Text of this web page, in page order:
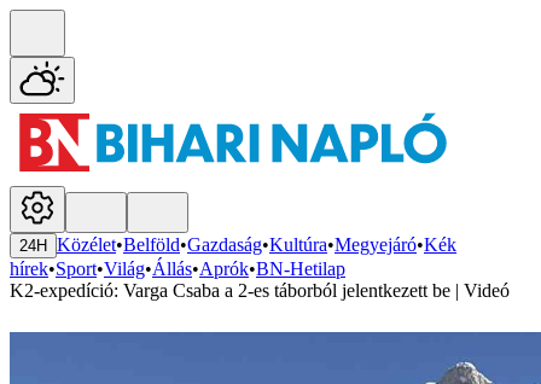
24H Közélet•Belföld•Gazdaság•Kultúra•Megyejáró•Kék
hírek•Sport•Világ•Állás•Aprók•BN-Hetilap
K2-expedíció: Varga Csaba a 2-es táborból jelentkezett be | Videó